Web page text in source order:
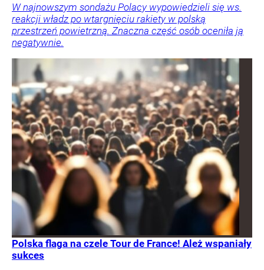
W najnowszym sondażu Polacy wypowiedzieli się ws.
reakcji władz po wtargnięciu rakiety w polską
przestrzeń powietrzną. Znaczna część osób oceniła ją
negatywnie.
Polska flaga na czele Tour de France! Ależ wspaniały
sukces